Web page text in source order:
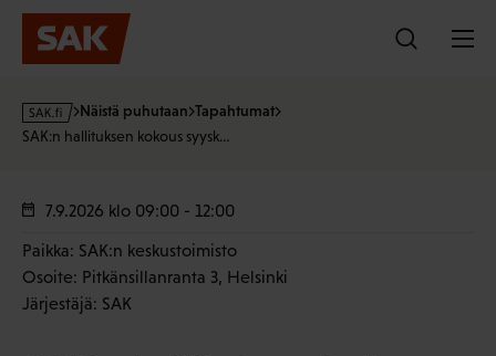
Hyppää
sisältöön
s
a
f
Näistä puhutaan Tapahtumat
SAK:n hallituksen kokous syysk…
7.9.2026 klo 09:00 - 12:00
Paikka: SAK:n keskustoimisto
Osoite: Pitkänsillanranta 3, Helsinki
Järjestäjä: SAK